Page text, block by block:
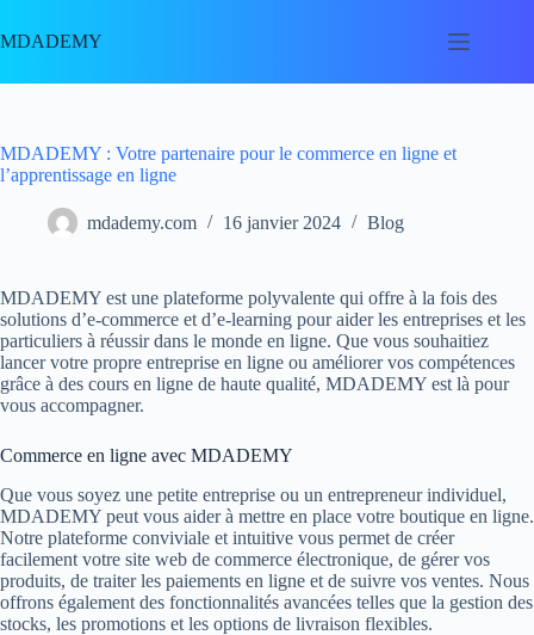
au
contenu
MDADEMY
MDADEMY : Votre partenaire pour le commerce en ligne et
l’apprentissage en ligne
mdademy.com 16 janvier 2024 Blog
MDADEMY est une plateforme polyvalente qui offre à la fois des
solutions d’e-commerce et d’e-learning pour aider les entreprises et les
particuliers à réussir dans le monde en ligne. Que vous souhaitiez
lancer votre propre entreprise en ligne ou améliorer vos compétences
grâce à des cours en ligne de haute qualité, MDADEMY est là pour
vous accompagner.
Commerce en ligne avec MDADEMY
Que vous soyez une petite entreprise ou un entrepreneur individuel,
MDADEMY peut vous aider à mettre en place votre boutique en ligne.
Notre plateforme conviviale et intuitive vous permet de créer
facilement votre site web de commerce électronique, de gérer vos
produits, de traiter les paiements en ligne et de suivre vos ventes. Nous
offrons également des fonctionnalités avancées telles que la gestion des
stocks, les promotions et les options de livraison flexibles.